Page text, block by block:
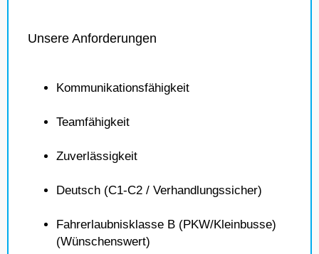
Unsere Anforderungen
Kommunikationsfähigkeit
Teamfähigkeit
Zuverlässigkeit
Deutsch (C1-C2 / Verhandlungssicher)
Fahrerlaubnisklasse B (PKW/Kleinbusse)
(Wünschenswert)